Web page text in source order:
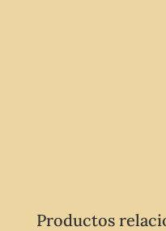
Productos